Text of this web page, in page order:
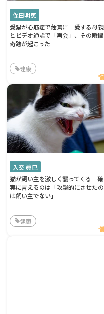
保田明恵
愛猫が心筋症で危篤に 愛する母親
とビデオ通話で「再会」、その瞬間
奇跡が起こった
健康
入交 眞巳
猫が飼い主を激しく襲ってくる 確
実に言えるのは「攻撃的にさせたの
は飼い主でない」
健康